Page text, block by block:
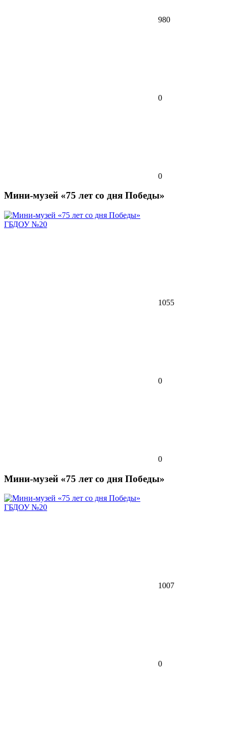
980
0
0
Мини-музей «75 лет со дня Победы»
ГБДОУ №20
1055
0
0
Мини-музей «75 лет со дня Победы»
ГБДОУ №20
1007
0